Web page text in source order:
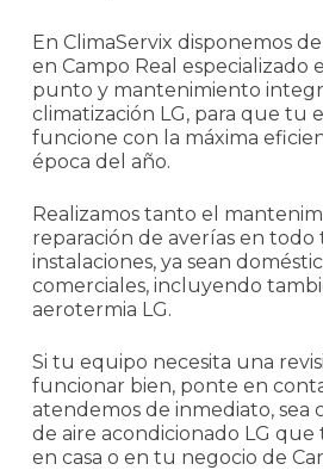
En ClimaServix disponemos
en Campo Real especializado
punto y mantenimiento
climatización LG, para que tu
funcione con la máxima
época del año.
Realizamos tanto el
reparación de averías en todo
instalaciones, ya sean
comerciales, incluyendo
aerotermia LG.
Si tu equipo necesita una
funcionar bien, ponte en
atendemos de inmediato, sea
de aire acondicionado LG que
en casa o en tu negocio de